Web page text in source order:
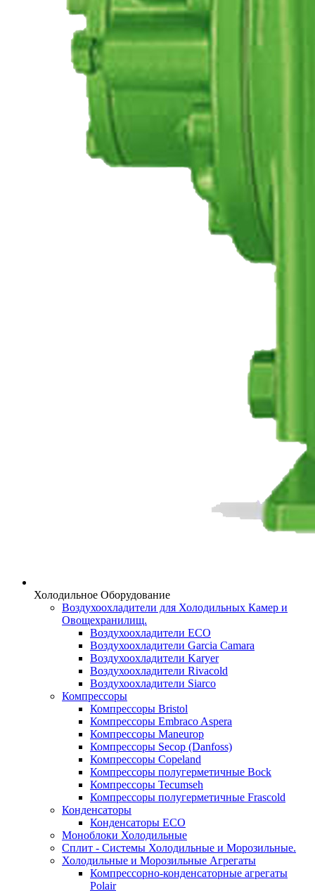
Холодильное Оборудование
Воздухоохладители для Холодильных Камер и
Овощехранилищ.
Воздухоохладители ECO
Воздухоохладители Garcia Camara
Воздухоохладители Karyer
Воздухоохладители Rivacold
Воздухоохладители Siarco
Компрессоры
Компрессоры Bristol
Компрессоры Embraco Aspera
Компрессоры Maneurop
Компрессоры Secop (Danfoss)
Компрессоры Copeland
Компрессоры полугерметичные Bock
Компрессоры Tecumseh
Компрессоры полугерметичные Frascold
Конденсаторы
Конденсаторы ECO
Моноблоки Холодильные
Сплит - Системы Холодильные и Морозильные.
Холодильные и Морозильные Агрегаты
Компрессорно-конденсаторные агрегаты
Polair